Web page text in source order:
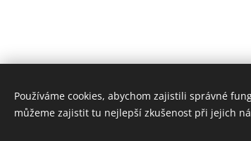
Používáme cookies, abychom zajistili správné
můžeme zajistit tu nejlepší zkušenost při jejich